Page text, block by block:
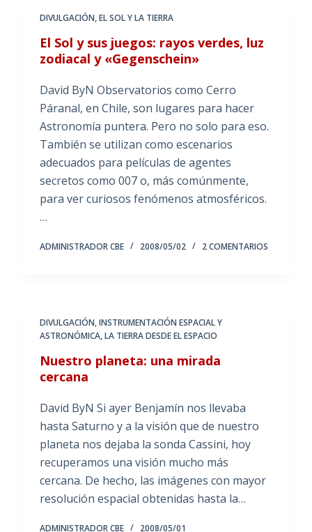
DIVULGACIÓN,EL SOL Y LA TIERRA
El Sol y sus juegos: rayos verdes, luz
zodiacal y «Gegenschein»
David ByN Observatorios como Cerro
Páranal, en Chile, son lugares para hacer
Astronomía puntera. Pero no solo para eso.
También se utilizan como escenarios
adecuados para películas de agentes
secretos como 007 o, más comúnmente,
para ver curiosos fenómenos atmosféricos.
…
ADMINISTRADOR CBE 2008/05/02 2 COMENTARIOS
DIVULGACIÓN,INSTRUMENTACIÓN ESPACIAL Y
ASTRONÓMICA,LA TIERRA DESDE EL ESPACIO
Nuestro planeta: una mirada
cercana
David ByN Si ayer Benjamín nos llevaba
hasta Saturno y a la visión que de nuestro
planeta nos dejaba la sonda Cassini, hoy
recuperamos una visión mucho más
cercana. De hecho, las imágenes con mayor
resolución espacial obtenidas hasta la…
ADMINISTRADOR CBE 2008/05/01